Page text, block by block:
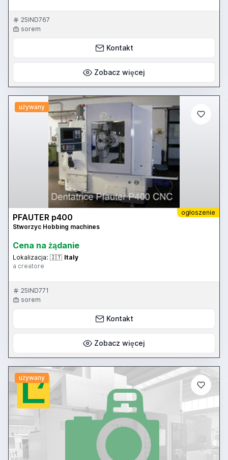
25IND767
sorem
Kontakt
Zobacz więcej
używany
ogłoszenie
PFAUTER p400
Stworzyc Hobbing machines
Cena na żądanie
Lokalizacja: 🇮🇹 Italy
a creatore
25IND771
sorem
Kontakt
Zobacz więcej
używany